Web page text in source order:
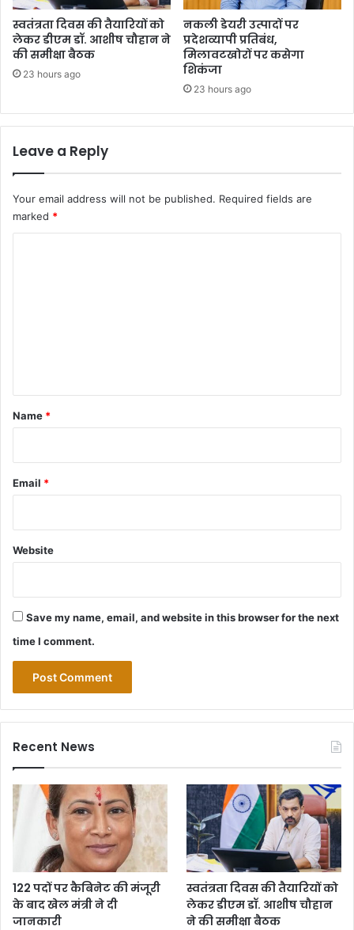
स्वतंत्रता दिवस की तैयारियों को
लेकर डीएम डॉ. आशीष चौहान ने
की समीक्षा बैठक
23 hours ago
नकली डेयरी उत्पादों पर
प्रदेशव्यापी प्रतिबंध,
मिलावटखोरों पर कसेगा
शिकंजा
23 hours ago
Leave a Reply
Your email address will not be published. Required fields are
marked *
*
Name *
Email *
Website
Save my name, email, and website in this browser for the next
time I comment.
Recent News
122 पदों पर कैबिनेट की मंजूरी
के बाद खेल मंत्री ने दी
जानकारी
स्वतंत्रता दिवस की तैयारियों को
लेकर डीएम डॉ. आशीष चौहान
ने की समीक्षा बैठक